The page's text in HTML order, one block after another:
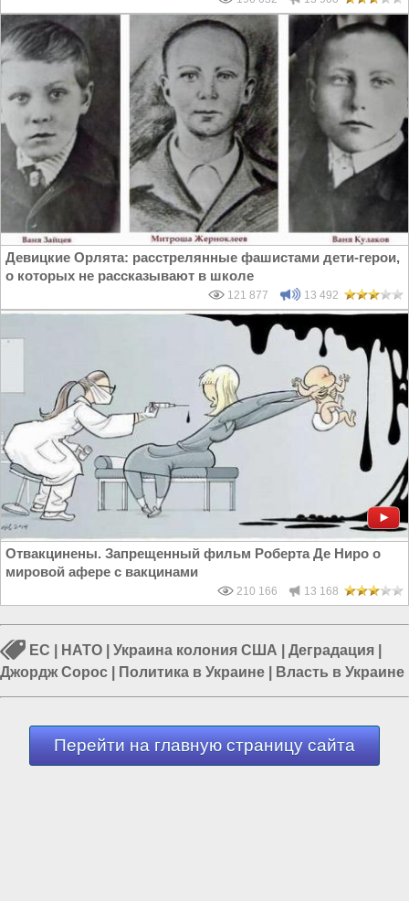
Девицкие Орлята: расстрелянные фашистами дети-герои,
о которых не рассказывают в школе
121 877 13 492
Отвакцинены. Запрещенный фильм Роберта Де Ниро о
мировой афере с вакцинами
210 166 13 168
ЕС НАТО Украина колония США Деградация
Джордж Сорос
Политика в Украине Власть в Украине
Перейти на главную страницу сайта